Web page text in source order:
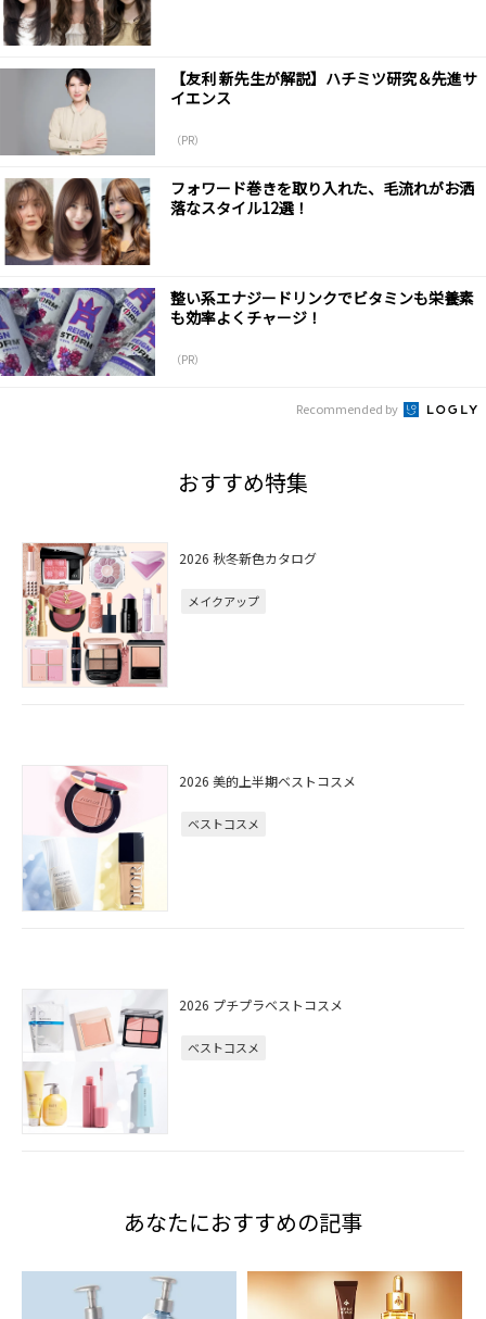
【友利 新先生が解説】ハチミツ研究＆先進サ
イエンス
（PR）
フォワード巻きを取り入れた、毛流れがお洒
落なスタイル12選！
整い系エナジードリンクでビタミンも栄養素
も効率よくチャージ！
（PR）
Recommended by
おすすめ特集
2026 秋冬新色カタログ
メイクアップ
2026 美的上半期ベストコスメ
ベストコスメ
2026 プチプラベストコスメ
ベストコスメ
あなたにおすすめの記事